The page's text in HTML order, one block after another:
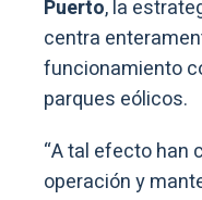
Puerto, la
centra
funcionamiento
parques eólicos.
“A tal efecto han
operación y